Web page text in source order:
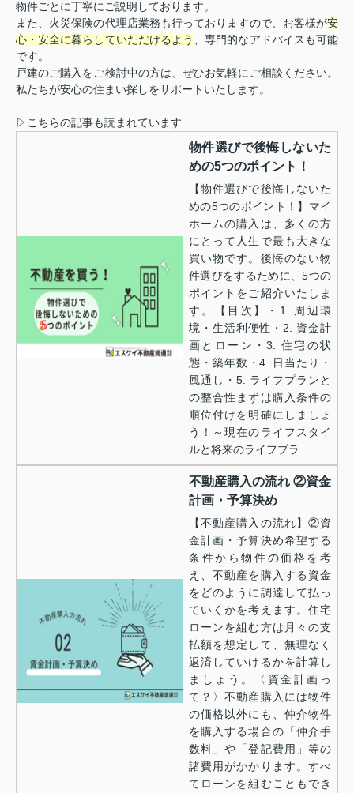
物件ごとに丁寧にご説明しております。
また、火災保険の代理店業務も行っておりますので、お客様が安
心・安全に暮らしていただけるよう
、専門的なアドバイスも可能
です。
戸建のご購入をご検討中の方は、ぜひお気軽にご相談ください。
私たちが安心の住まい探しをサポートいたします。
▷こちらの記事も読まれています
物件選びで後悔しないた
めの5つのポイント！
【物件選びで後悔しないた
めの5つのポイント！】マイ
ホームの購入は、多くの方
にとって人生で最も大きな
買い物です。後悔のない物
件選びをするために、5つの
ポイントをご紹介いたしま
す。【目次】・1. 周辺環
境・生活利便性・2. 資金計
画とローン・3. 住宅の状
態・築年数・4. 日当たり・
風通し・5. ライフプランと
の整合性まずは購入条件の
順位付けを明確にしましょ
う！～現在のライフスタイ
ルと将来のライフプラ...
不動産購入の流れ ②資金
計画・予算決め
【不動産購入の流れ】②資
金計画・予算決め希望する
条件から物件の価格を考
え、不動産を購入する資金
をどのように調達して払っ
ていくかを考えます。住宅
ローンを組む方は月々の支
払額を想定して、無理なく
返済していけるかを計算し
ましょう。〈資金計画っ
て？〉不動産購入には物件
の価格以外にも、仲介物件
を購入する場合の「仲介手
数料」や「登記費用」等の
諸費用がかかります。すべ
てローンを組むこともでき